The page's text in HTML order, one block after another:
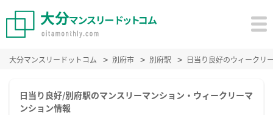
大分マンスリードットコム 別府市 別府駅 日当り良好のウィークリ
日当り良好/別府駅のマンスリーマンション・ウィークリーマ
ンション情報